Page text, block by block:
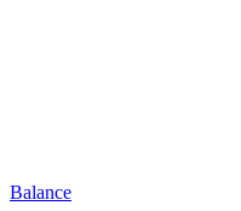
Balance